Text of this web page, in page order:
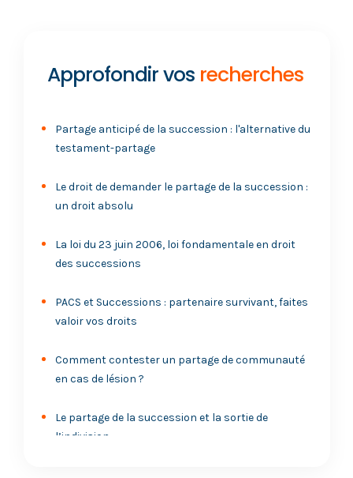
Approfondir vos recherches
Partage anticipé de la succession : l'alternative du
testament-partage
Le droit de demander le partage de la succession :
un droit absolu
La loi du 23 juin 2006, loi fondamentale en droit
des successions
PACS et Successions : partenaire survivant, faites
valoir vos droits
Comment contester un partage de communauté
en cas de lésion ?
Le partage de la succession et la sortie de
l’indivision